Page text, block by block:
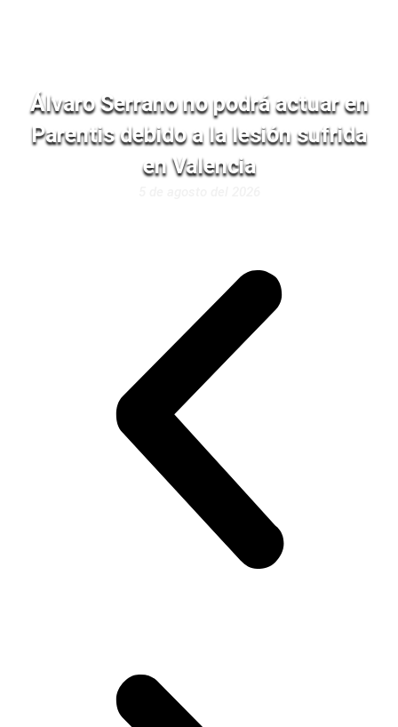
Álvaro Serrano no podrá actuar en
Parentis debido a la lesión sufrida
en Valencia